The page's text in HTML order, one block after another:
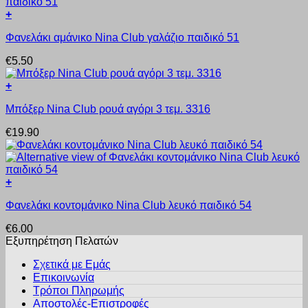
προϊόντος
Οι
επιλογές
να
στη
σελίδα
του
προϊόντος
+
το
έχει
πολλαπλές
παραλλαγές.
επιλογές
να
επιλεγούν
στη
σελίδα
του
προϊόντος
Φανελάκι αμάνικο Nina Club γαλάζιο παιδικό 51
€5.50
+
το
έχει
πολλαπλές
παραλλαγές.
Οι
επιλογές
να
στη
σελίδα
προϊόντος
Μπόξερ Nina Club ρουά αγόρι 3 τεμ. 3316
€19.90
+
το
έχει
πολλαπλές
επιλογές
μπορούν
Φανελάκι κοντομάνικο Nina Club λευκό παιδικό 54
€6.00
Εξυπηρέτηση Πελατών
Σχετικά με Εμάς
Επικοινωνία
Τρόποι Πληρωμής
Αποστολές-Επιστροφές